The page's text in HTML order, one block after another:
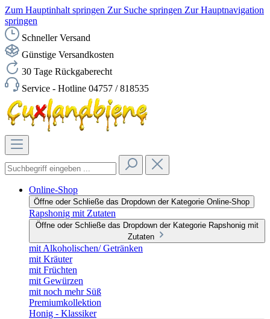
Zum Hauptinhalt springen Zur Suche springen Zur Hauptnavigation
springen
Schneller Versand
Günstige Versandkosten
30 Tage Rückgaberecht
Service - Hotline 04757 / 818535
Online-Shop
Öffne oder Schließe das Dropdown der Kategorie Online-Shop
Rapshonig mit Zutaten
Öffne oder Schließe das Dropdown der Kategorie Rapshonig mit
Zutaten
mit Alkoholischen/ Getränken
mit Kräuter
mit Früchten
mit Gewürzen
mit noch mehr Süß
Premiumkollektion
Honig - Klassiker